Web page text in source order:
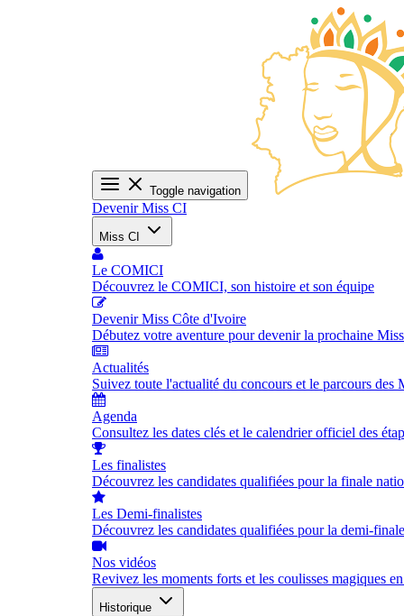
Toggle navigation
Devenir Miss CI
Miss CI
Le COMICI
Découvrez le COMICI, son histoire et son équipe
Devenir Miss Côte d'Ivoire
Débutez votre aventure pour devenir la prochaine
Actualités
Suivez toute l'actualité du concours et le parcours des
Agenda
Consultez les dates clés et le calendrier officiel des
Les finalistes
Découvrez les candidates qualifiées pour la finale
Les Demi-finalistes
Découvrez les candidates qualifiées pour la demi-finale
Nos vidéos
Revivez les moments forts et les coulisses magiques
Historique